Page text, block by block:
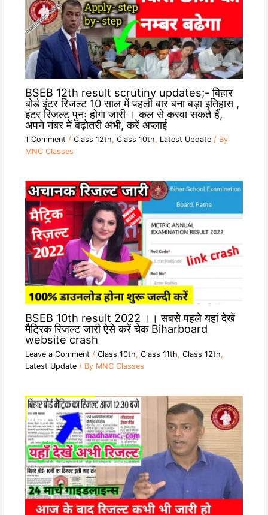
BSEB 12th result scrutiny updates;- बिहार
बोर्ड इंटर रिजल्ट 10 साल में पहली बार बना बड़ा इतिहास ,
इंटर रिजल्ट पुनः होगा जारी । कल से करवा सकते हैं,
अपने नंबर में बढ़ोतरी अभी, करें अप्लाई
1 Comment / Class 12th, Class 10th, Latest Update/ By
MNC Classes
BSEB 10th result 2022 ।। सबसे पहले यहां देखें
मैट्रिक रिजल्ट जारी ऐसे करें चेक Biharboard
website crash
Leave a Comment / Class 10th, Class 11th, Class 12th,
Latest Update/ By MNC Classes